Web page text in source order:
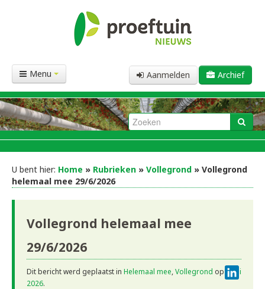
Aanmelden Archief
Menu
U bent hier: Home » Rubrieken » Vollegrond » Vollegrond
helemaal mee 29/6/2026
Vollegrond helemaal mee
29/6/2026
Dit bericht werd geplaatst in Helemaal mee,Vollegrond op 2 juli
2026.